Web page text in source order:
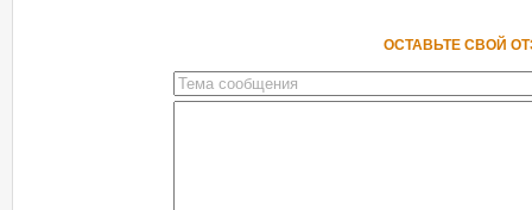
ОСТАВЬТЕ СВОЙ